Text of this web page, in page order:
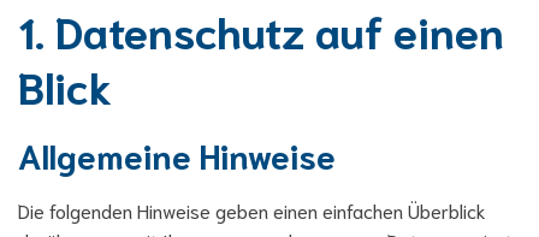
1. Datenschutz auf einen
Blick
Allgemeine Hinweise
Die folgenden Hinweise geben einen einfachen Überblick